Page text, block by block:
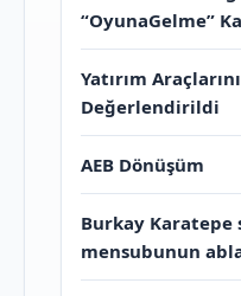
“OyunaGelme”
Yatırım
Değerlendirildi
AEB Dönüşüm
Burkay Karatepe
mensubunun